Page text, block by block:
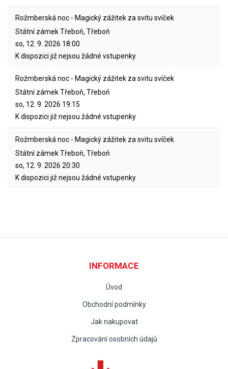
Rožmberská noc - Magický zážitek za svitu svíček
Státní zámek Třeboň, Třeboň
so, 12. 9. 2026 18:00
K dispozici již nejsou žádné vstupenky
Rožmberská noc - Magický zážitek za svitu svíček
Státní zámek Třeboň, Třeboň
so, 12. 9. 2026 19:15
K dispozici již nejsou žádné vstupenky
Rožmberská noc - Magický zážitek za svitu svíček
Státní zámek Třeboň, Třeboň
so, 12. 9. 2026 20:30
K dispozici již nejsou žádné vstupenky
INFORMACE
Úvod
Obchodní podmínky
Jak nakupovat
Zpracování osobních údajů